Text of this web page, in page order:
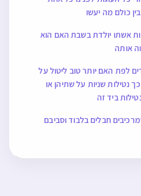
כולם מה יעשו
אשתו יולדת בשבת האם הוא
אותה
לפת האם יותר טוב ליטול על
נטילות שניות על שתיהן או
ביד זה
חבלים בלבוד וסביבם